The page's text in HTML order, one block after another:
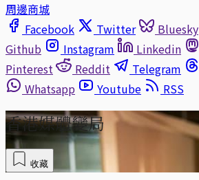
周邊商城
Facebook
Twitter Bluesky
Github
Instagram Linkedin
Pinterest
Reddit Telegram
Whatsapp
Youtube RSS
香港媒體變局
收藏